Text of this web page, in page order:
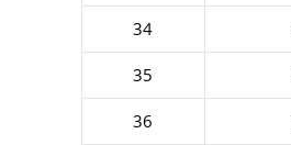
34
35
36